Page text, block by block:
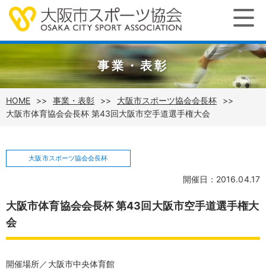
事業・表彰
HOME 事業・表彰
大阪市スポーツ協会会長杯
大阪市体育協会会長杯 第43回大阪市空手道選手権大会
大阪市スポーツ協会会長杯
開催日：2016.04.17
大阪市体育協会会長杯 第43回大阪市空手道選手権大
会
開催場所／大阪市中央体育館